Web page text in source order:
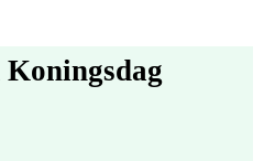
Koningsdag